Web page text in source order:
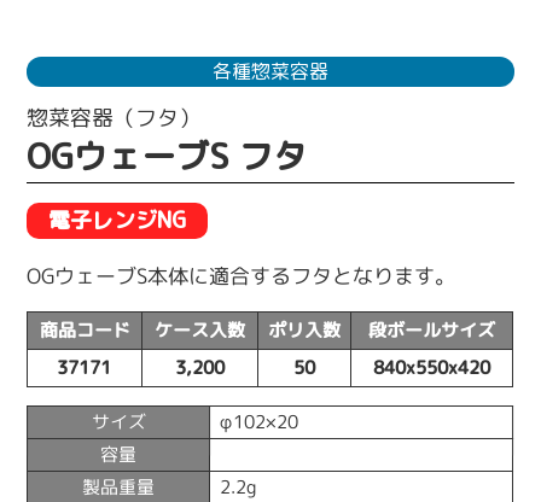
各種惣菜容器
惣菜容器（フタ）
OGウェーブS フタ
電子レンジNG
OGウェーブS本体に適合するフタとなります。
商品コード ケース入数 ポリ入数 段ボールサイズ
37171 3,200 50 840x550x420
サイズ φ102×20
容量
製品重量 2.2g